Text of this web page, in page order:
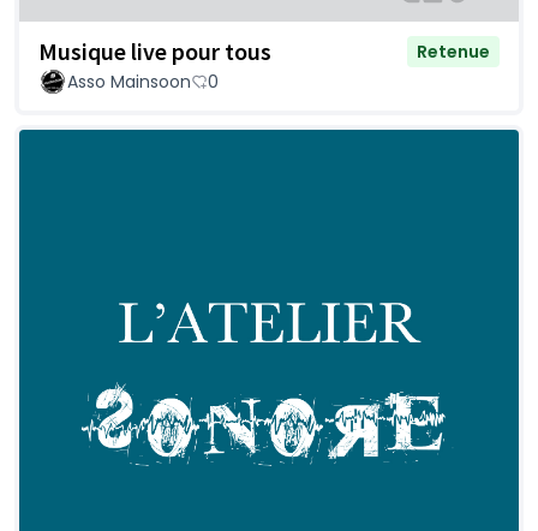
Musique live pour tous
Retenue
Asso Mainsoon
0